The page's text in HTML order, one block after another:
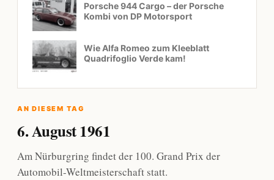
Porsche 944 Cargo – der Porsche
Kombi von DP Motorsport
Wie Alfa Romeo zum Kleeblatt
Quadrifoglio Verde kam!
AN DIESEM TAG
6. August 1961
Am Nürburgring findet der 100. Grand Prix der
Automobil-Weltmeisterschaft statt.